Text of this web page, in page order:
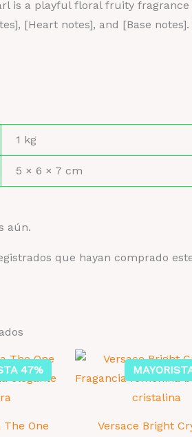
is a playful floral fruity
[Heart notes], and [Base
1 kg
5 × 6 × 7 cm
aún.
que hayan comprado
47%
The One
Versace Bright